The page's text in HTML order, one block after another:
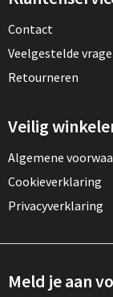
Contact
Veelgestelde
Retourneren
Veilig
Algemene
Cookieverklaring
Privacyverklaring
Meld je aan